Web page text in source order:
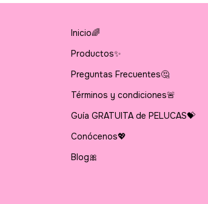
Inicio🌈
Productos✨
Preguntas Frecuentes🤔
Términos y condiciones🚨
Guía GRATUITA de PELUCAS💝
Conócenos💖
Blog🎀